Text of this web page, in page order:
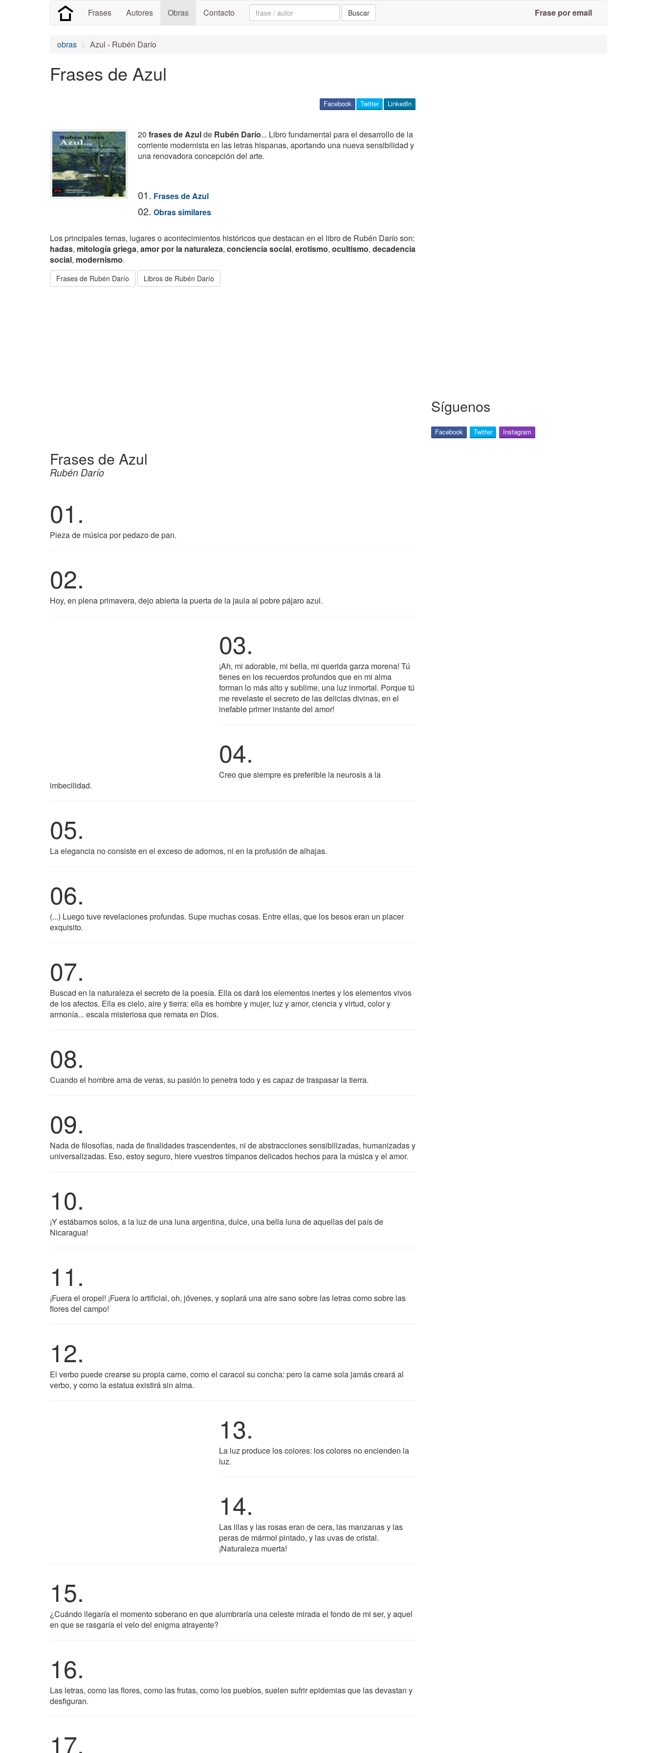
Frases Autores Obras Contacto Search: Buscar Frase por email
obras Azul - Rubén Darío
Frases de Azul
LinkedIn
Twitter
Facebook
20 frases de Azulde Rubén Darío... Libro fundamental para el desarrollo de la
corriente modernista en las letras hispanas, aportando una nueva sensibilidad y
una renovadora concepción del arte.
01. Frases de Azul
02. Obras similares
Los principales temas, lugares o acontecimientos históricos que destacan en el libro de Rubén Darío son:
hadas, mitología griega, amor por la naturaleza, conciencia social, erotismo, ocultismo, decadencia
social, modernismo.
Frases de Rubén Darío Libros de Rubén Darío
Frases de Azul
Rubén Darío
01.
Pieza de música por pedazo de pan.
02.
Hoy, en plena primavera, dejo abierta la puerta de la jaula al pobre pájaro azul.
03.
¡Ah, mi adorable, mi bella, mi querida garza morena! Tú
tienes en los recuerdos profundos que en mi alma
forman lo más alto y sublime, una luz inmortal. Porque tú
me revelaste el secreto de las delicias divinas, en el
inefable primer instante del amor!
04.
Creo que siempre es preferible la neurosis a la
imbecilidad.
05.
La elegancia no consiste en el exceso de adornos, ni en la profusión de alhajas.
06.
(...) Luego tuve revelaciones profundas. Supe muchas cosas. Entre ellas, que los besos eran un placer
exquisito.
07.
Buscad en la naturaleza el secreto de la poesía. Ella os dará los elementos inertes y los elementos vivos
de los afectos. Ella es cielo, aire y tierra: ella es hombre y mujer, luz y amor, ciencia y virtud, color y
armonía... escala misteriosa que remata en Dios.
08.
Cuando el hombre ama de veras, su pasión lo penetra todo y es capaz de traspasar la tierra.
09.
Nada de filosofías, nada de finalidades trascendentes, ni de abstracciones sensibilizadas, humanizadas y
universalizadas. Eso, estoy seguro, hiere vuestros tímpanos delicados hechos para la música y el amor.
10.
¡Y estábamos solos, a la luz de una luna argentina, dulce, una bella luna de aquellas del país de
Nicaragua!
11.
¡Fuera el oropel! ¡Fuera lo artificial, oh, jóvenes, y soplará una aire sano sobre las letras como sobre las
flores del campo!
12.
El verbo puede crearse su propia carne, como el caracol su concha: pero la carne sola jamás creará al
verbo, y como la estatua existirá sin alma.
13.
La luz produce los colores: los colores no encienden la
luz.
14.
Las lilas y las rosas eran de cera, las manzanas y las
peras de mármol pintado, y las uvas de cristal.
¡Naturaleza muerta!
15.
¿Cuándo llegaría el momento soberano en que alumbraría una celeste mirada el fondo de mi ser, y aquel
en que se rasgaría el velo del enigma atrayente?
16.
Las letras, como las flores, como las frutas, como los pueblos, suelen sufrir epidemias que las devastan y
desfiguran.
17.
Síguenos
Facebook Twitter Instagram